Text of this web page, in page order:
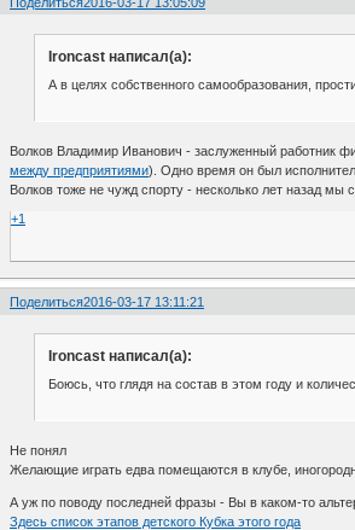
Ironcast написал(а):
А в целях собственного самообразования,
Волков Владимир Иванович - заслуженный работник
между предприятиями). Одно время он был
Волков тоже не чужд спорту - несколько лет назад мы
+1
Поделиться2016-03-17 13:11:21
Ironcast написал(а):
Боюсь, что глядя на состав в этом году и
Не понял
Желающие играть едва помещаются в клубе,
А уж по поводу последней фразы - Вы в каком-то
Здесь список этапов детского Кубка этого года